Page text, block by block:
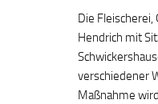
Die
Hendrich mit
verschiedener
Maßnahme